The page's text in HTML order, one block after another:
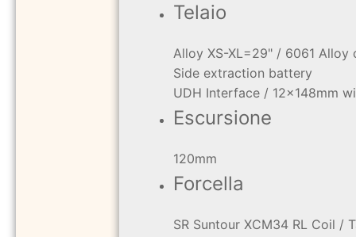
Telaio
Alloy XS-XL=29" / 6061
Side extraction battery
UDH Interface / 12x148mm
Escursione
120mm
Forcella
SR Suntour XCM34 RL Coil /